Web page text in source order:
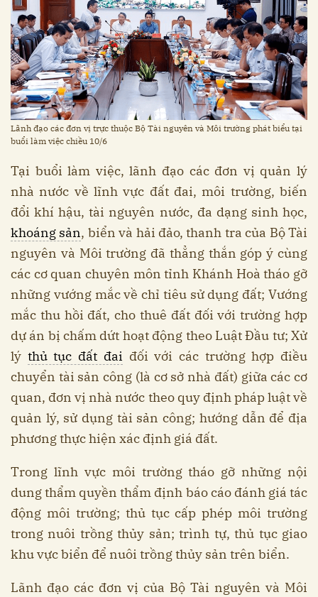
Lãnh đạo các đơn vị trực thuộc Bộ Tài nguyên và Môi trường phát biểu tại
buổi làm việc chiều 10/6
Tại buổi làm việc, lãnh đạo các đơn vị quản lý
nhà nước về lĩnh vực đất đai, môi trường, biến
đổi khí hậu, tài nguyên nước, đa dạng sinh học,
khoáng sản, biển và hải đảo, thanh tra của Bộ Tài
nguyên và Môi trường đã thẳng thắn góp ý cùng
các cơ quan chuyên môn tỉnh Khánh Hoà tháo gỡ
những vướng mắc về chỉ tiêu sử dụng đất; Vướng
mắc thu hồi đất, cho thuê đất đối với trường hợp
dự án bị chấm dứt hoạt động theo Luật Đầu tư; Xử
lý thủ tục đất đai đối với các trường hợp điều
chuyển tài sản công (là cơ sở nhà đất) giữa các cơ
quan, đơn vị nhà nước theo quy định pháp luật về
quản lý, sử dụng tài sản công; hướng dẫn để địa
phương thực hiện xác định giá đất.
Trong lĩnh vực môi trường tháo gỡ những nội
dung thẩm quyền thẩm định báo cáo đánh giá tác
động môi trường; thủ tục cấp phép môi trường
trong nuôi trồng thủy sản; trình tự, thủ tục giao
khu vực biển để nuôi trồng thủy sản trên biển.
Lãnh đạo các đơn vị của Bộ Tài nguyên và Môi